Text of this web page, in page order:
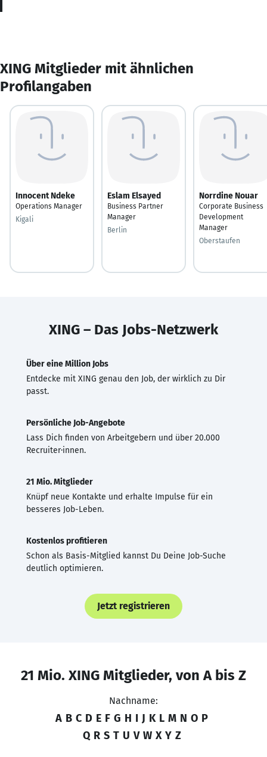
XING Mitglieder mit ähnlichen
Profilangaben
Innocent Ndeke
Operations Manager
Kigali
Eslam Elsayed
Business Partner
Manager
Berlin
Norrdine Nouar
Corporate Business
Development
Manager
Oberstaufen
XING – Das Jobs-Netzwerk
Über eine Million Jobs
Entdecke mit XING genau den Job, der wirklich zu Dir
passt.
Persönliche Job-Angebote
Lass Dich finden von Arbeitgebern und über 20.000
Recruiter·innen.
21 Mio. Mitglieder
Knüpf neue Kontakte und erhalte Impulse für ein
besseres Job-Leben.
Kostenlos profitieren
Schon als Basis-Mitglied kannst Du Deine Job-Suche
deutlich optimieren.
Jetzt registrieren
21 Mio. XING Mitglieder, von A bis Z
Nachname:
A B C D E F G H I J K L M N O P
Q R S T U V W X Y Z